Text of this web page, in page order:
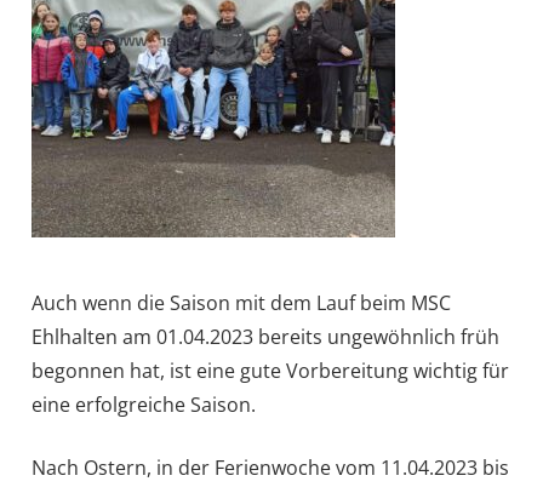
Auch wenn die Saison mit dem Lauf beim MSC
Ehlhalten am 01.04.2023 bereits ungewöhnlich früh
begonnen hat, ist eine gute Vorbereitung wichtig für
eine erfolgreiche Saison.
Nach Ostern, in der Ferienwoche vom 11.04.2023 bis